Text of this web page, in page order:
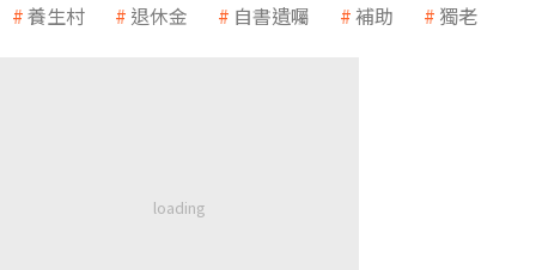
養生村 退休金 自書遺囑 補助 獨老